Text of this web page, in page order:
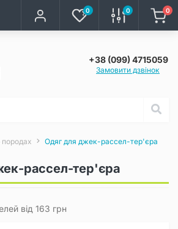
0 0 0
+38 (099) 4715059
Замовити дзвінок
породах Одяг для джек-рассел-тер'єра
рассел-тер'єра
від 163 грн